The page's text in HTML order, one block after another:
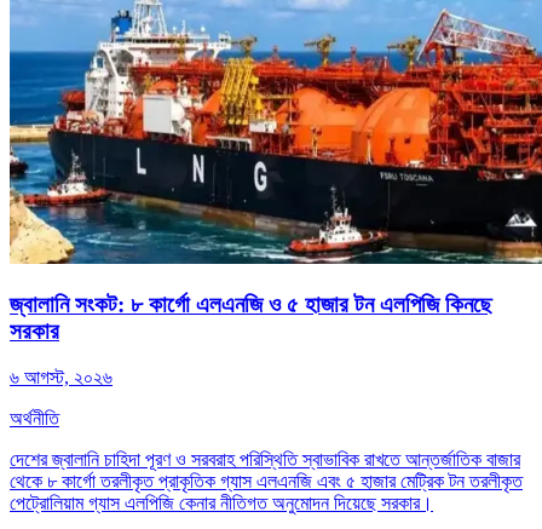
জ্বালানি সংকট: ৮ কার্গো এলএনজি ও ৫ হাজার টন এলপিজি কিনছে
সরকার
৬ আগস্ট, ২০২৬
অর্থনীতি
দেশের জ্বালানি চাহিদা পূরণ ও সরবরাহ পরিস্থিতি স্বাভাবিক রাখতে আন্তর্জাতিক বাজার
থেকে ৮ কার্গো তরলীকৃত প্রাকৃতিক গ্যাস এলএনজি এবং ৫ হাজার মেট্রিক টন তরলীকৃত
পেট্রোলিয়াম গ্যাস এলপিজি কেনার নীতিগত অনুমোদন দিয়েছে সরকার।